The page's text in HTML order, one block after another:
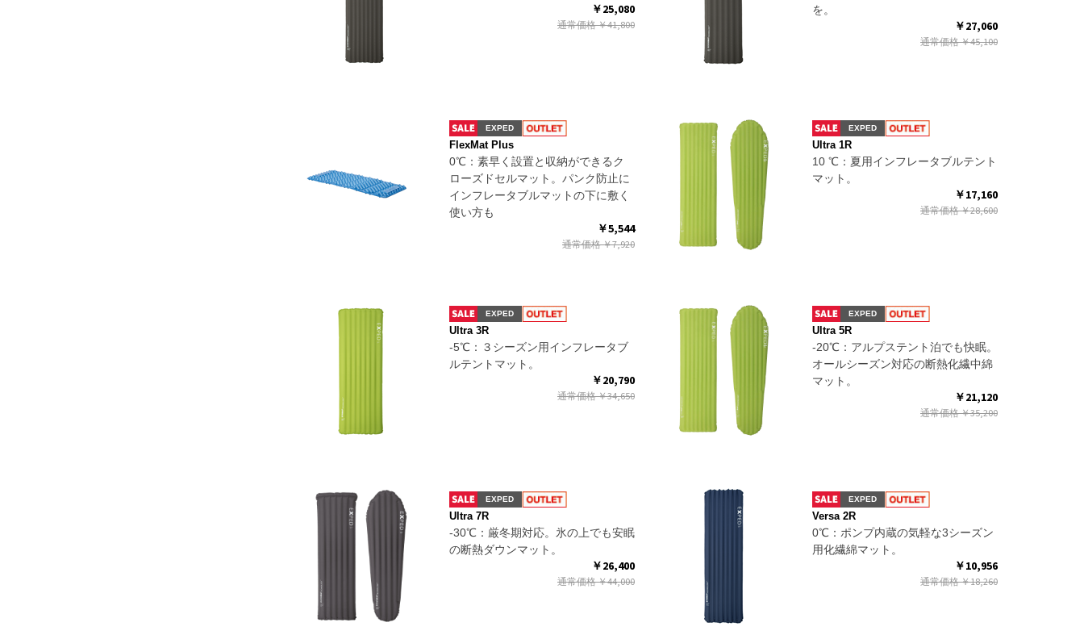
￥25,080
通常価格￥41,800
を。
￥27,060
通常価格￥45,100
FlexMat Plus
0℃：素早く設置と収納ができるク
ローズドセルマット。パンク防止に
インフレータブルマットの下に敷く
使い方も
EXPED
￥5,544
通常価格￥7,920
Ultra 1R
10 ℃：夏用インフレータブルテント
マット。
EXPED
￥17,160
通常価格￥28,600
Ultra 3R
-5℃：３シーズン用インフレータブ
ルテントマット。
EXPED
￥20,790
通常価格￥34,650
Ultra 5R
-20℃：アルプステント泊でも快眠。
オールシーズン対応の断熱化繊中綿
マット。
EXPED
￥21,120
通常価格￥35,200
Ultra 7R
-30℃：厳冬期対応。氷の上でも安眠
の断熱ダウンマット。
EXPED
￥26,400
通常価格￥44,000
Versa 2R
0℃：ポンプ内蔵の気軽な3シーズン
用化繊綿マット。
EXPED
￥10,956
通常価格￥18,260